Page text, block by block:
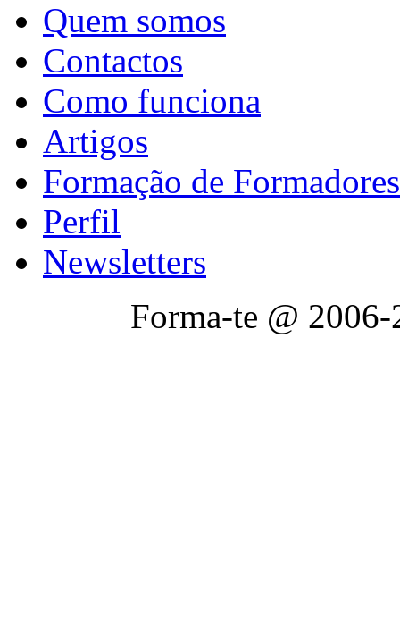
Quem somos
Contactos
Como funciona
Artigos
Formação de Formadores
Perfil
Newsletters
Forma-te @